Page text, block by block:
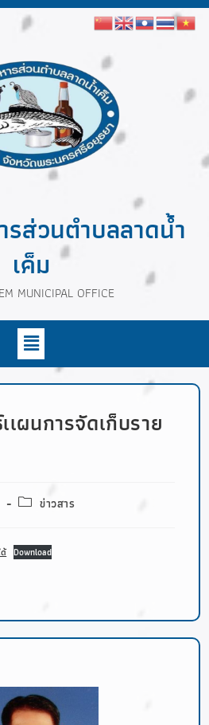
รส่วนตำบลลาดน้ำ
เค็ม
MUNICIPAL OFFICE
ผนการจัดเก็บราย
ข่าวสาร
Download